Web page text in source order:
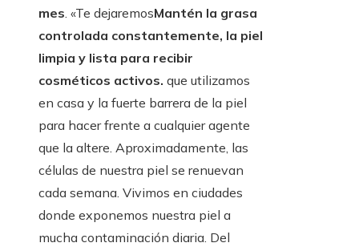
mes. «Te dejaremosMantén la grasa
controlada constantemente, la piel
limpia y lista para recibir
cosméticos activos. que utilizamos
en casa y la fuerte barrera de la piel
para hacer frente a cualquier agente
que la altere. Aproximadamente, las
células de nuestra piel se renuevan
cada semana. Vivimos en ciudades
donde exponemos nuestra piel a
mucha contaminación diaria. Del